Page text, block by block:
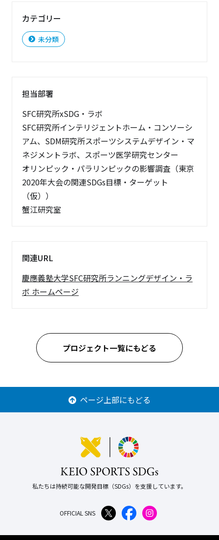
カテゴリー
未分類
担当部署
SFC研究所xSDG・ラボ
SFC研究所インテリジェントホーム・コンソーシ
アム、SDM研究所スポーツシステムデザイン・マ
ネジメントラボ、スポーツ医学研究センター
オリンピック・パラリンピックの影響調査（東京
2020年大会の関連SDGs目標・ターゲット
（仮））
蟹江研究室
関連URL
慶應義塾大学SFC研究所ランニングデザイン・ラ
ボ ホームページ
プロジェクト一覧にもどる
ページ上部にもどる
私たちは持続可能な開発目標（SDGs）を支援しています。
OFFICIAL SNS